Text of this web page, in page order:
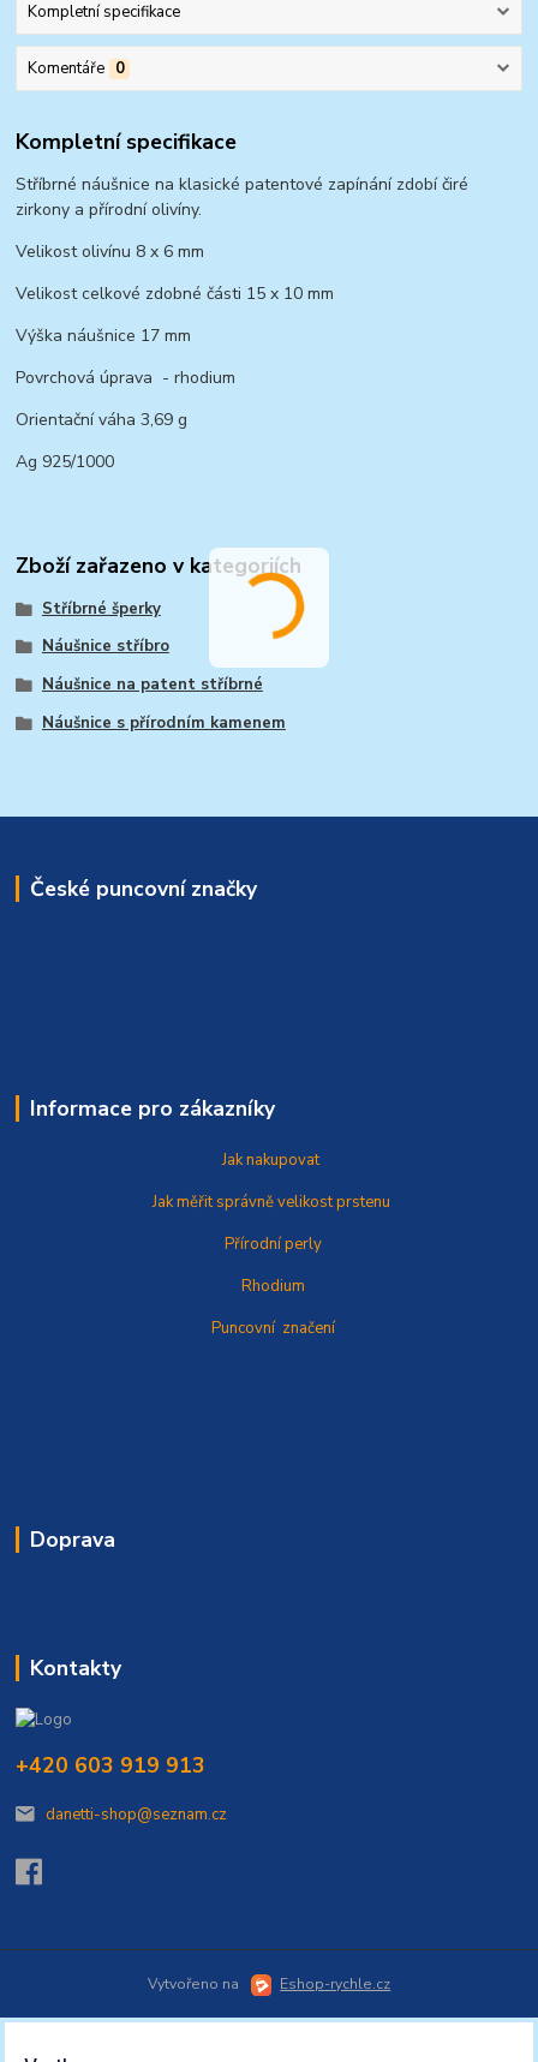
Kompletní specifikace
Komentáře 0
Kompletní specifikace
Stříbrné náušnice na klasické patentové zapínání zdobí čiré
zirkony a přírodní olivíny.
Velikost olivínu 8 x 6 mm
Velikost celkové zdobné části 15 x 10 mm
Výška náušnice 17 mm
Povrchová úprava - rhodium
Orientační váha 3,69 g
Ag 925/1000
Zboží zařazeno v kategoriích
Stříbrné šperky
Náušnice stříbro
Náušnice na patent stříbrné
Náušnice s přírodním kamenem
České puncovní značky
Informace pro zákazníky
Jak nakupovat
Jak měřit správněvelikost prstenu
Přírodní perly
Rhodium
Puncovní značení
Doprava
Kontakty
+420 603 919 913
danetti-shop@seznam.cz
Vytvořeno na Eshop-rychle.cz